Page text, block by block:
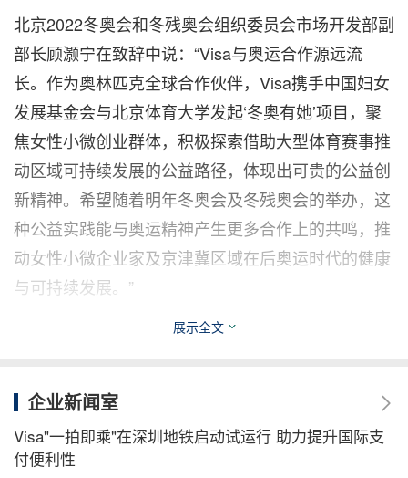
北京2022冬奥会和冬残奥会组织委员会市场开发部副
部长顾灏宁在致辞中说：“Visa与奥运合作源远流
长。作为奥林匹克全球合作伙伴，Visa携手中国妇女
发展基金会与北京体育大学发起‘冬奥有她’项目，聚
焦女性小微创业群体，积极探索借助大型体育赛事推
动区域可持续发展的公益路径，体现出可贵的公益创
新精神。希望随着明年冬奥会及冬残奥会的举办，这
种公益实践能与奥运精神产生更多合作上的共鸣，推
动女性小微企业家及京津冀区域在后奥运时代的健康
与可持续发展。”
展示全文
企业新闻室
Visa"一拍即乘"在深圳地铁启动试运行 助力提升国际支
付便利性